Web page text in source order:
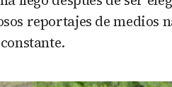
reportajes de